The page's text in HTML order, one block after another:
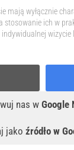
mają wyłącznie
stosowanie ich w
wizycie
nas w Google
jako źródło w